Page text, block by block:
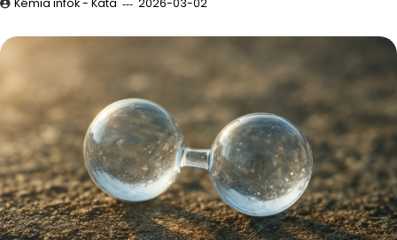
Kémia infók - Kata 2026-03-02